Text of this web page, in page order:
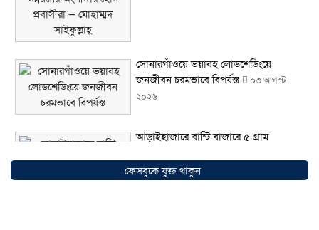
সোনারগাঁওয়ে ভয়াবহ লোডশেডিংয়ে
জনজীবন চরমভাবে বিপর্যস্ত
০৩ আগস্ট
২০২৬
আড়াইহাজারে বান্টি বাজারে ৫ গ্রাম
ফেসবুকে যুক্ত থাকুন